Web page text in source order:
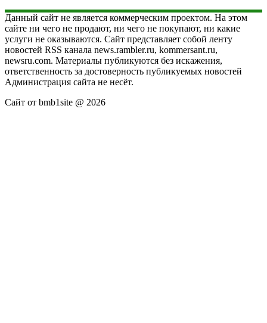
Данный сайт не является коммерческим проектом. На этом
сайте ни чего не продают, ни чего не покупают, ни какие
услуги не оказываются. Сайт представляет собой ленту
новостей RSS канала news.rambler.ru, kommersant.ru,
newsru.com. Материалы публикуются без искажения,
ответственность за достоверность публикуемых новостей
Администрация сайта не несёт.
Сайт от bmb1site @ 2026